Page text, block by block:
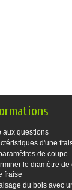
aux questions
d'une
de coupe
le diamètre de
fraise
du bois avec